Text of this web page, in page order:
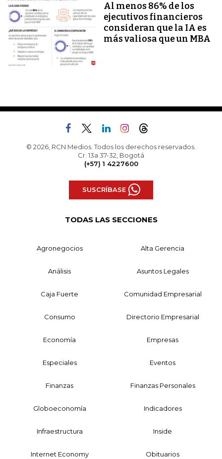
Al menos 86% de los
ejecutivos financieros
consideran que la IA es
más valiosa que un MBA
© 2026, RCN Medios. Todos los derechos reservados.
Cr. 13a 37-32, Bogotá
(+57) 1 4227600
SUSCRÍBASE
TODAS LAS SECCIONES
Agronegocios Alta Gerencia
Análisis Asuntos Legales
Caja Fuerte Comunidad Empresarial
Consumo Directorio Empresarial
Economía Empresas
Especiales Eventos
Finanzas Finanzas Personales
Globoeconomía Indicadores
Infraestructura Inside
Internet Economy Obituarios